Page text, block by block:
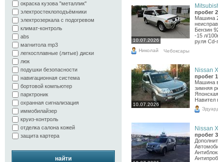
окраска кузова "металлик"
электростеклоподъёмники
электрозеркала с подогревом
климат-контроль
abs
магнитола mp3
легкосплавные (литые) диски
люк
подушки безопасности
навигационная система
бортовой компьютер
парктроник
охранная сигнализация
иммобилайзер
круиз-контроль
отделка салона кожей
защита картера
найти
10.07.2026
пробег
Машина
Бензин
-15 л/
руля Cd-
Николай Чебоксары
10.07.2026
Nissan
пробег
Машина
зимняя
Навител
Nissan
пробег